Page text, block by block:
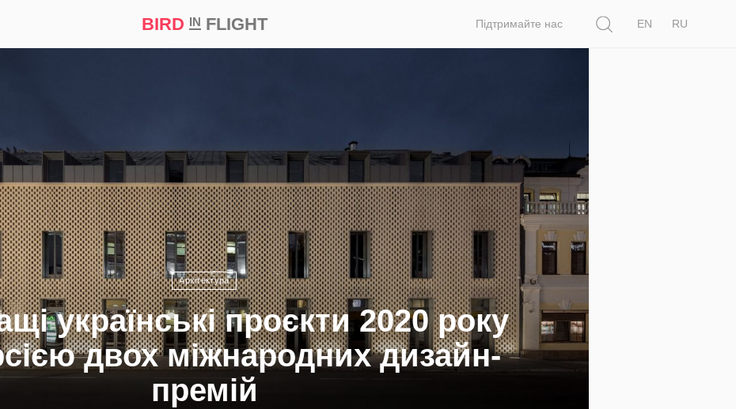
BIRD INFLIGHT Підтримайте нас
EN
RU
Архітектура
українські проєкти 2020 року
двох міжнародних дизайн-
премій